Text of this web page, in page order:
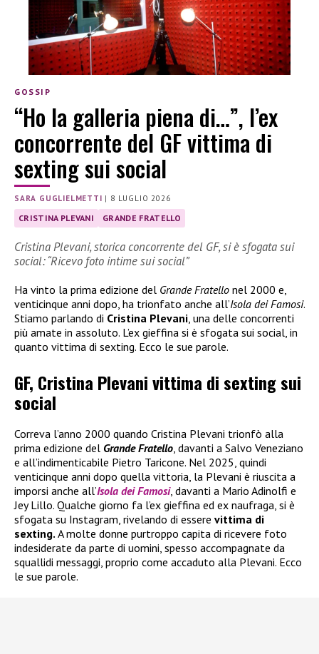
GOSSIP
“Ho la galleria piena di…”, l’ex
concorrente del GF vittima di
sexting sui social
SARA GUGLIELMETTI | 8 LUGLIO 2026
CRISTINA PLEVANI GRANDE FRATELLO
Cristina Plevani, storica concorrente del GF, si è sfogata sui
social: “Ricevo foto intime sui social”
Ha vinto la prima edizione del Grande Fratello nel 2000 e,
venticinque anni dopo, ha trionfato anche all’Isola dei Famosi.
Stiamo parlando di Cristina Plevani , una delle concorrenti
più amate in assoluto. L’ex gieffina si è sfogata sui social, in
quanto vittima di sexting. Ecco le sue parole.
GF, Cristina Plevani vittima di sexting sui
social
Correva l’anno 2000 quando Cristina Plevani trionfò alla
prima edizione del Grande Fratello , davanti a Salvo Veneziano
e all’indimenticabile Pietro Taricone. Nel 2025, quindi
venticinque anni dopo quella vittoria, la Plevani è riuscita a
imporsi anche all’Isola dei Famosi, davanti a Mario Adinolfi e
Jey Lillo. Qualche giorno fa l’ex gieffina ed ex naufraga, si è
sfogata su Instagram, rivelando di essere vittima di
sexting. A molte donne purtroppo capita di ricevere foto
indesiderate da parte di uomini, spesso accompagnate da
squallidi messaggi, proprio come accaduto alla Plevani. Ecco
le sue parole.